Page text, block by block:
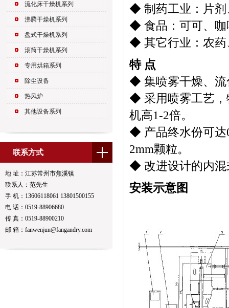
流化床干燥机系列
沸腾干燥机系列
盘式干燥机系列
滚筒干燥机系列
专用烘箱系列
除尘设备
热风炉
其他设备系列
联系方式
地 址：江苏常州市焦溪镇
联系人：范先生
手 机：13606118061 13801500155
电 话：0519-88906680
传 真：0519-88900210
邮 箱：fanwenjun@fangandry.com
◆ 制药工业：片剂
◆ 食品：可可、咖
◆ 其它行业：农药
特 点
◆ 集喷雾干燥、流
◆ 采用喷雾工艺，
机高1-2倍。
◆ 产品终水份可达
2mm颗粒。
◆ 改进设计的内混
安装示意图